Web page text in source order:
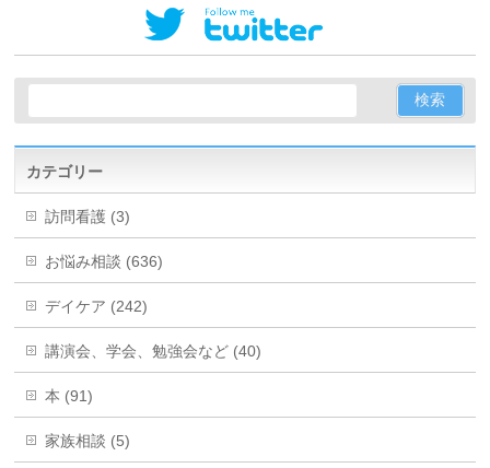
カテゴリー
訪問看護 (3)
お悩み相談 (636)
デイケア (242)
講演会、学会、勉強会など (40)
本 (91)
家族相談 (5)